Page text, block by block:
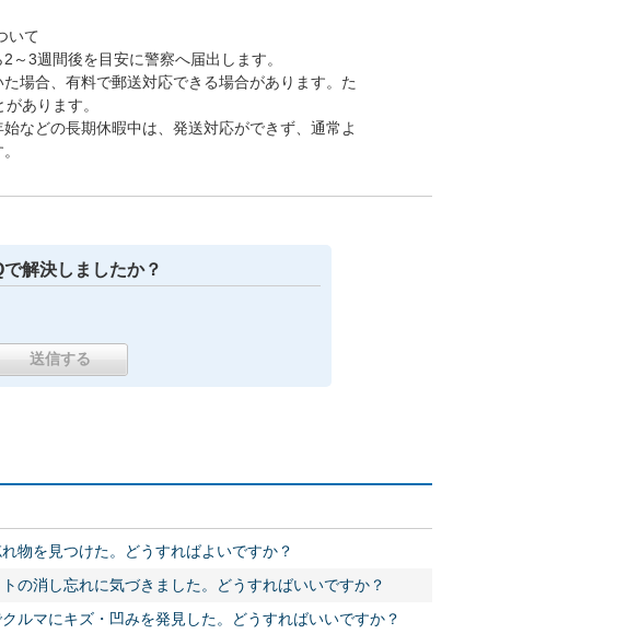
いて
3週間後を目安に警察へ届出します。
場合、有料で郵送対応できる場合があります。た
あります。
などの長期休暇中は、発送対応ができず、通常よ
で解決しましたか？
物を見つけた。どうすればよいですか？
の消し忘れに気づきました。どうすればいいですか？
ルマにキズ・凹みを発見した。どうすればいいですか？